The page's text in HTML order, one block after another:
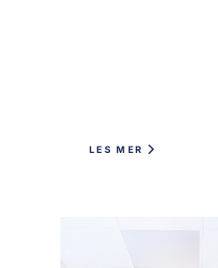
LES MER